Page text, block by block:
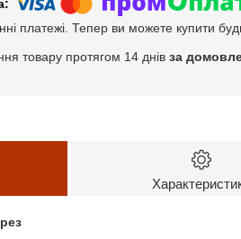
платежі. Тепер ви можете купити
товару протягом 14 днів за